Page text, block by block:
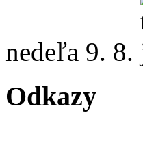
nedeľa 9. 8.
Odkazy